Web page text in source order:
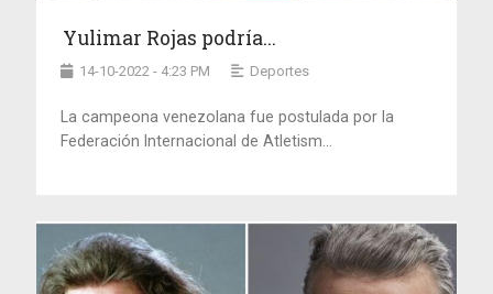
Yulimar Rojas podría...
14-10-2022 - 4:23 PM Deportes
La campeona venezolana fue postulada por la
Federación Internacional de Atletism...